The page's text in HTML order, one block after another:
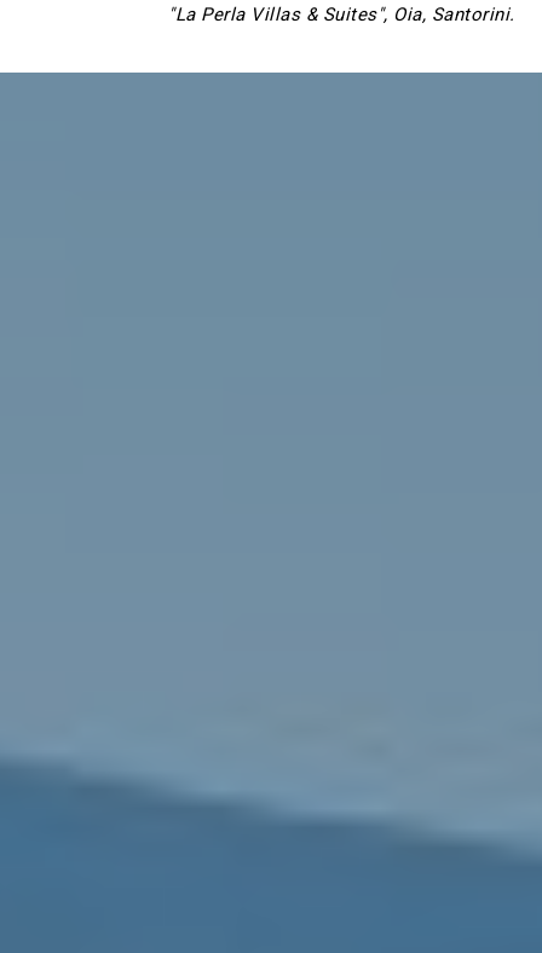
"La Perla Villas & Suites", Oia, Santorini.